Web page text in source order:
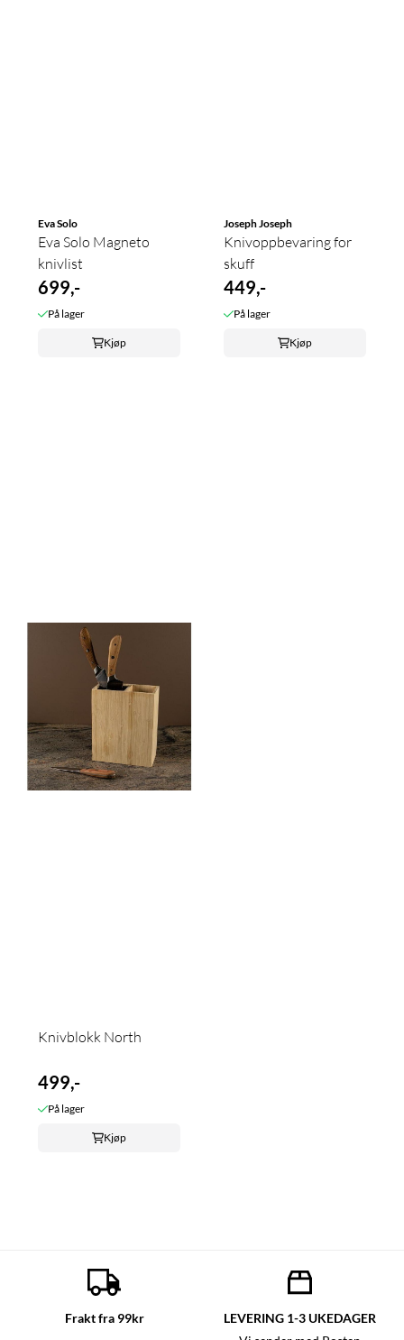
Eva Solo
Eva Solo Magneto
knivlist
699,-
På lager
Kjøp
Joseph Joseph
Knivoppbevaring for
skuff
449,-
På lager
Kjøp
Knivblokk North
499,-
På lager
Kjøp
Frakt fra 99kr LEVERING 1-3 UKEDAGER